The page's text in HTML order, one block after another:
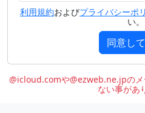
利用規約およびプライバシーポ
い。
同意し
@icloud.comや@ezweb.ne.jpのメ
ない事があ